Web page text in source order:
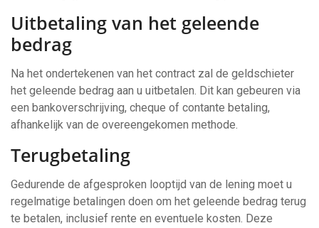
Uitbetaling van het geleende
bedrag
Na het ondertekenen van het contract zal de geldschieter
het geleende bedrag aan u uitbetalen. Dit kan gebeuren via
een bankoverschrijving, cheque of contante betaling,
afhankelijk van de overeengekomen methode.
Terugbetaling
Gedurende de afgesproken looptijd van de lening moet u
regelmatige betalingen doen om het geleende bedrag terug
te betalen, inclusief rente en eventuele kosten. Deze